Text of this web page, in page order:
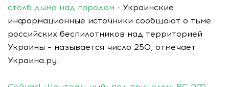
столб дыма над городом - Украинские
информационные источники сообщают о тьме
российских беспилотников над территорией
Украины – называется число 250, отмечает
Украина.ру.